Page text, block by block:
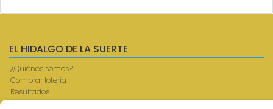
EL HIDALGO DE LA SUERTE
¿Quiénes somos?
Comprar lotería
Resultados
Contacto